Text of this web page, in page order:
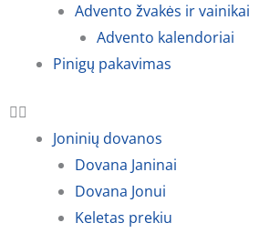
Advento žvakės ir vainikai
Advento kalendoriai
Pinigų pakavimas
Joninių dovanos
Dovana Janinai
Dovana Jonui
Keletas prekiu